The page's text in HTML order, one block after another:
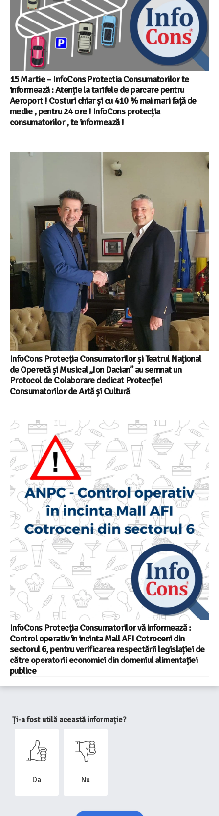
15 Martie – InfoCons Protectia Consumatorilor te
informează : Atenție la tarifele de parcare pentru
Aeroport ! Costuri chiar și cu 410 % mai mari față de
medie , pentru 24 ore ! InfoCons protecția
consumatorilor , te informează !
InfoCons Protecția Consumatorilor și Teatrul Naţional
de Operetă și Musical „Ion Dacian” au semnat un
Protocol de Colaborare dedicat Protecției
Consumatorilor de Artă și Cultură
InfoCons Protecția Consumatorilor vă informează :
Control operativ în incinta Mall AFI Cotroceni din
sectorul 6, pentru verificarea respectării legislației de
către operatorii economici din domeniul alimentației
publice
Ți-a fost utilă această informație?
Da Nu